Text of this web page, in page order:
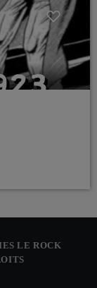
LE ROCK